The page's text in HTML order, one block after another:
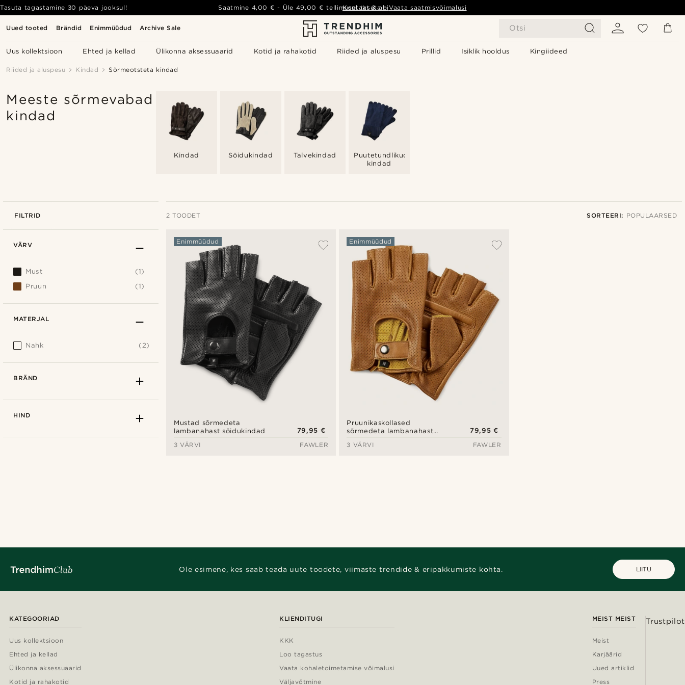
Uued tooted Brändid Enimmüüdud Archive Sale Otsi
Uus kollektsioon Ehted ja kellad Ülikonna aksessuaarid Kotid ja rahakotid Riided ja aluspesu Prillid Isiklik hooldus Kingiideed
Tasuta tagastamine 30 päeva jooksul! Saatmine 4,00 € - Üle 49,00 € tellimusel tasuta- Vaata saatmisvõimalusi
Kontakt & abi
Riided ja aluspesu Kindad Sõrmeotsteta kindad
Meeste sõrmevabad
kindad
Kindad Sõidukindad Talvekindad
Puutetundlikud
kindad
FILTRID 2 TOODET SORTEERI: POPULAARSED
Mustad sõrmedeta
lambanahast sõidukindad
Enimmüüdud
79,95 €
3 VÄRVI
FAWLER
Pruunikaskollased
sõrmedeta lambanahast
Enimmüüdud
79,95 €
3 VÄRVI
FAWLER
VÄRV
Must
(1)
Pruun
(1)
MATERJAL
Nahk (2)
BRÄND
HIND
Ole esimene, kes saab teada uute toodete, viimaste trendide & eripakkumiste kohta. LIITU
KATEGOORIAD
Uus kollektsioon
Ehted ja kellad
Ülikonna aksessuaarid
Kotid ja rahakotid
KLIENDITUGI
KKK
Loo tagastus
Vaata kohaletoimetamise võimalusi
Väljavõtmine
MEIST MEIST
Meist
Karjäärid
Uued artiklid
Press
Trustpilot